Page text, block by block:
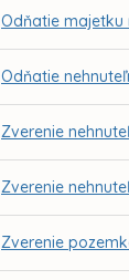
Odňatie majetku
Odňatie
Zverenie
Zverenie
Zverenie